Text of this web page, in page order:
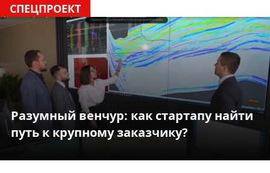
СПЕЦПРОЕКТ
Разумный венчур: как стартапу найти
путь к крупному заказчику?